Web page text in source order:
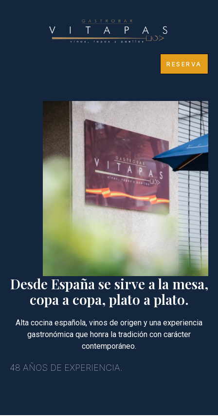
RESERVA
Desde España se sirve a la mesa,
copa a copa, plato a plato.
Alta cocina española, vinos de origen y una experiencia
gastronómica que honra la tradición con carácter
contemporáneo.
48 AÑOS DE EXPERIENCIA.